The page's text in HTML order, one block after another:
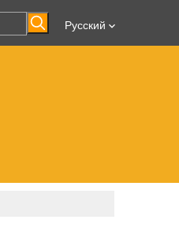
Pусский